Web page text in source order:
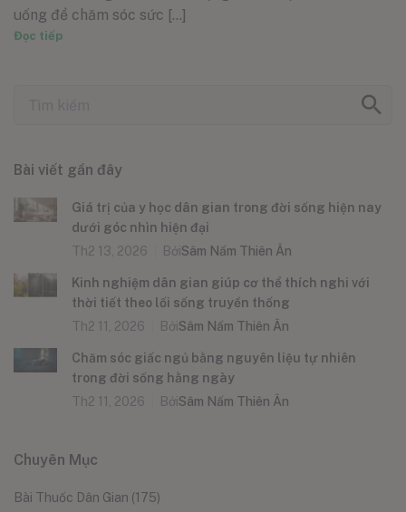
uống để chăm sóc sức [...]
Đọc tiếp
Bài viết gần đây
Giá trị của y học dân gian trong đời sống hiện nay
dưới góc nhìn hiện đại
Th2 13, 2026
BởiSâm Nấm Thiên Ân
Kinh nghiệm dân gian giúp cơ thể thích nghi với
thời tiết theo lối sống truyền thống
Th2 11, 2026
BởiSâm Nấm Thiên Ân
Chăm sóc giấc ngủ bằng nguyên liệu tự nhiên
trong đời sống hằng ngày
Th2 11, 2026
BởiSâm Nấm Thiên Ân
Chuyên Mục
Bài Thuốc Dân Gian (175)